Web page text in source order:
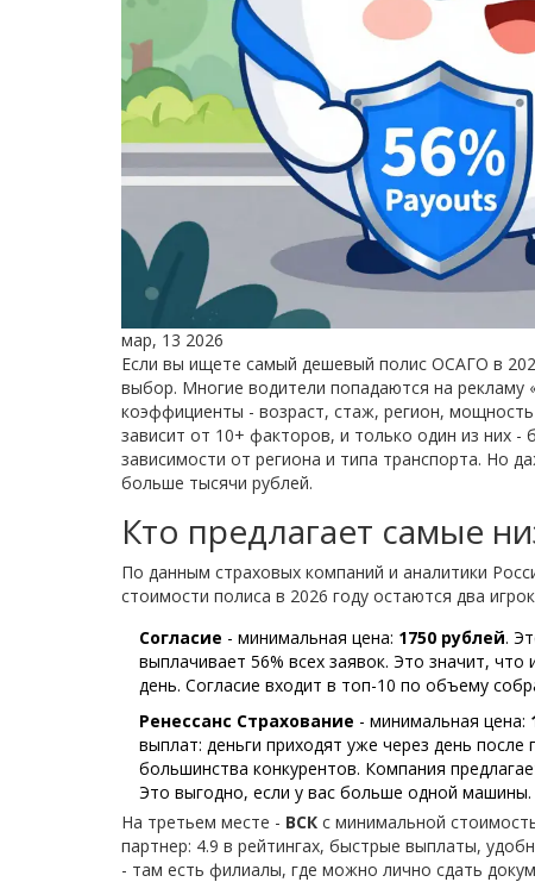
мар, 13 2026
Если вы ищете самый дешевый полис ОСАГО в
выбор. Многие водители попадаются на
коэффициенты - возраст, стаж, регион,
зависит от 10+ факторов, и только один из них -
зависимости от региона и типа транспорта. Но
больше тысячи рублей.
Кто предлагает самые
По данным страховых компаний и аналитики
стоимости полиса в 2026 году остаются два
Согласие - минимальная цена: 1750 рублей.
выплачивает 56% всех заявок. Это значит,
день. Согласие входит в топ-10 по объему
Ренессанс Страхование - минимальная цена:
выплат: деньги приходят уже через день
большинства конкурентов. Компания
Это выгодно, если у вас больше одной машины.
На третьем месте - ВСК с минимальной
партнер: 4.9 в рейтингах, быстрые выплаты,
- там есть филиалы, где можно лично сдать